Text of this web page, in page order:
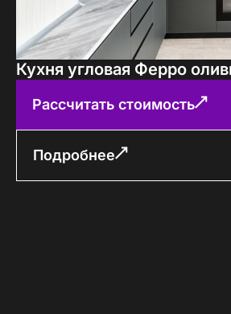
Кухня угловая Ферро
Рассчитать стоимость
Подробнее